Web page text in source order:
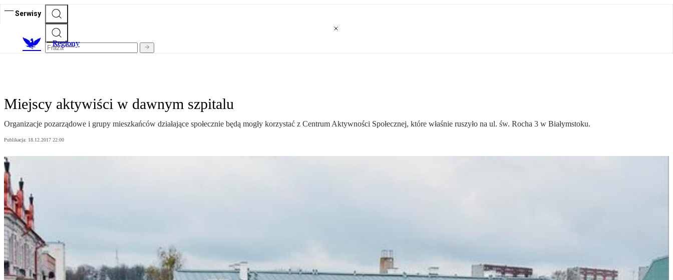
Serwisy
Regiony
Miejscy aktywiści w dawnym szpitalu
Organizacje pozarządowe i grupy mieszkańców działające społecznie będą mogły korzystać z Centrum Aktywności Społecznej, które właśnie ruszyło na ul. św. Rocha 3 w Białymstoku.
Publikacja: 18.12.2017 22:00